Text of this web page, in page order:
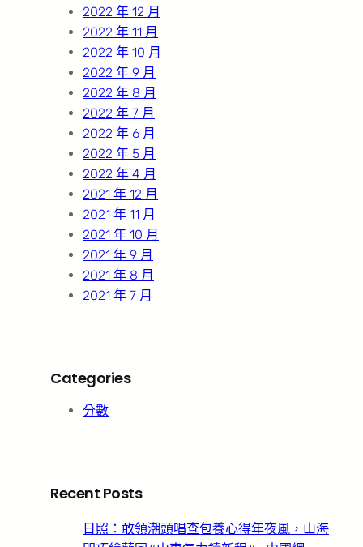
2022 年 12 月
2022 年 11 月
2022 年 10 月
2022 年 9 月
2022 年 8 月
2022 年 7 月
2022 年 6 月
2022 年 5 月
2022 年 4 月
2021 年 12 月
2021 年 11 月
2021 年 10 月
2021 年 9 月
2021 年 8 月
2021 年 7 月
Categories
分數
Recent Posts
日照：敢領潮頭唱查包養心得年夜風，山海